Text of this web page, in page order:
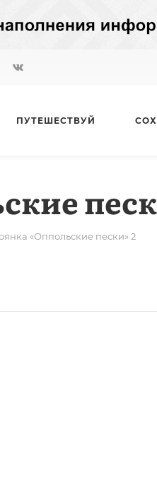
ПУТЕШЕСТВУЙ
«Оппольские пески» 2